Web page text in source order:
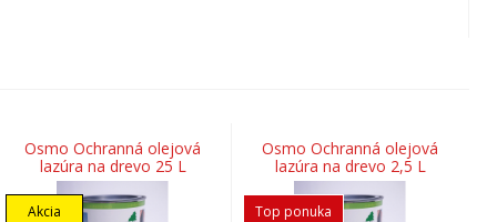
Osmo Ochranná olejová
lazúra na drevo 25 L
Akcia
Osmo Ochranná olejová
lazúra na drevo 2,5 L
Top ponuka